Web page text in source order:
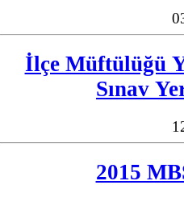
İlçe Müftülüğü
Sınav
2015